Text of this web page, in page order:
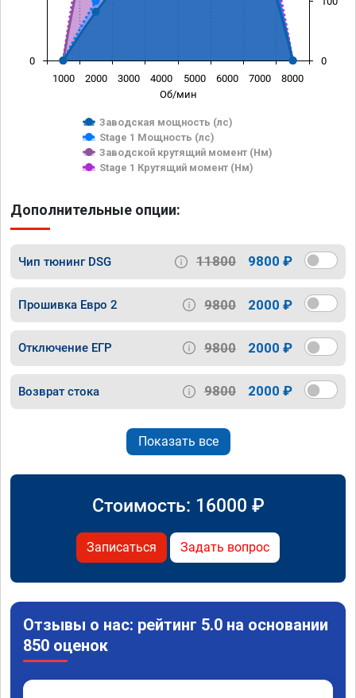
Об/мин
Заводская мощность (лс)
Stage 1 Мощность (лс)
Заводской крутящий момент (Нм)
Stage 1 Крутящий момент (Нм)
1000 2000 3000 4000 5000 6000 7000 8000
0 0
Дополнительные опции:
Чип тюнинг DSG 11800 9800 ₽
Прошивка Евро 2 9800 2000 ₽
Отключение ЕГР 9800 2000 ₽
Возврат стока 9800 2000 ₽
Показать все
Стоимость: 16000 ₽
Записаться Задать вопрос
Отзывы о нас: рейтинг 5.0 на основании
850 оценок